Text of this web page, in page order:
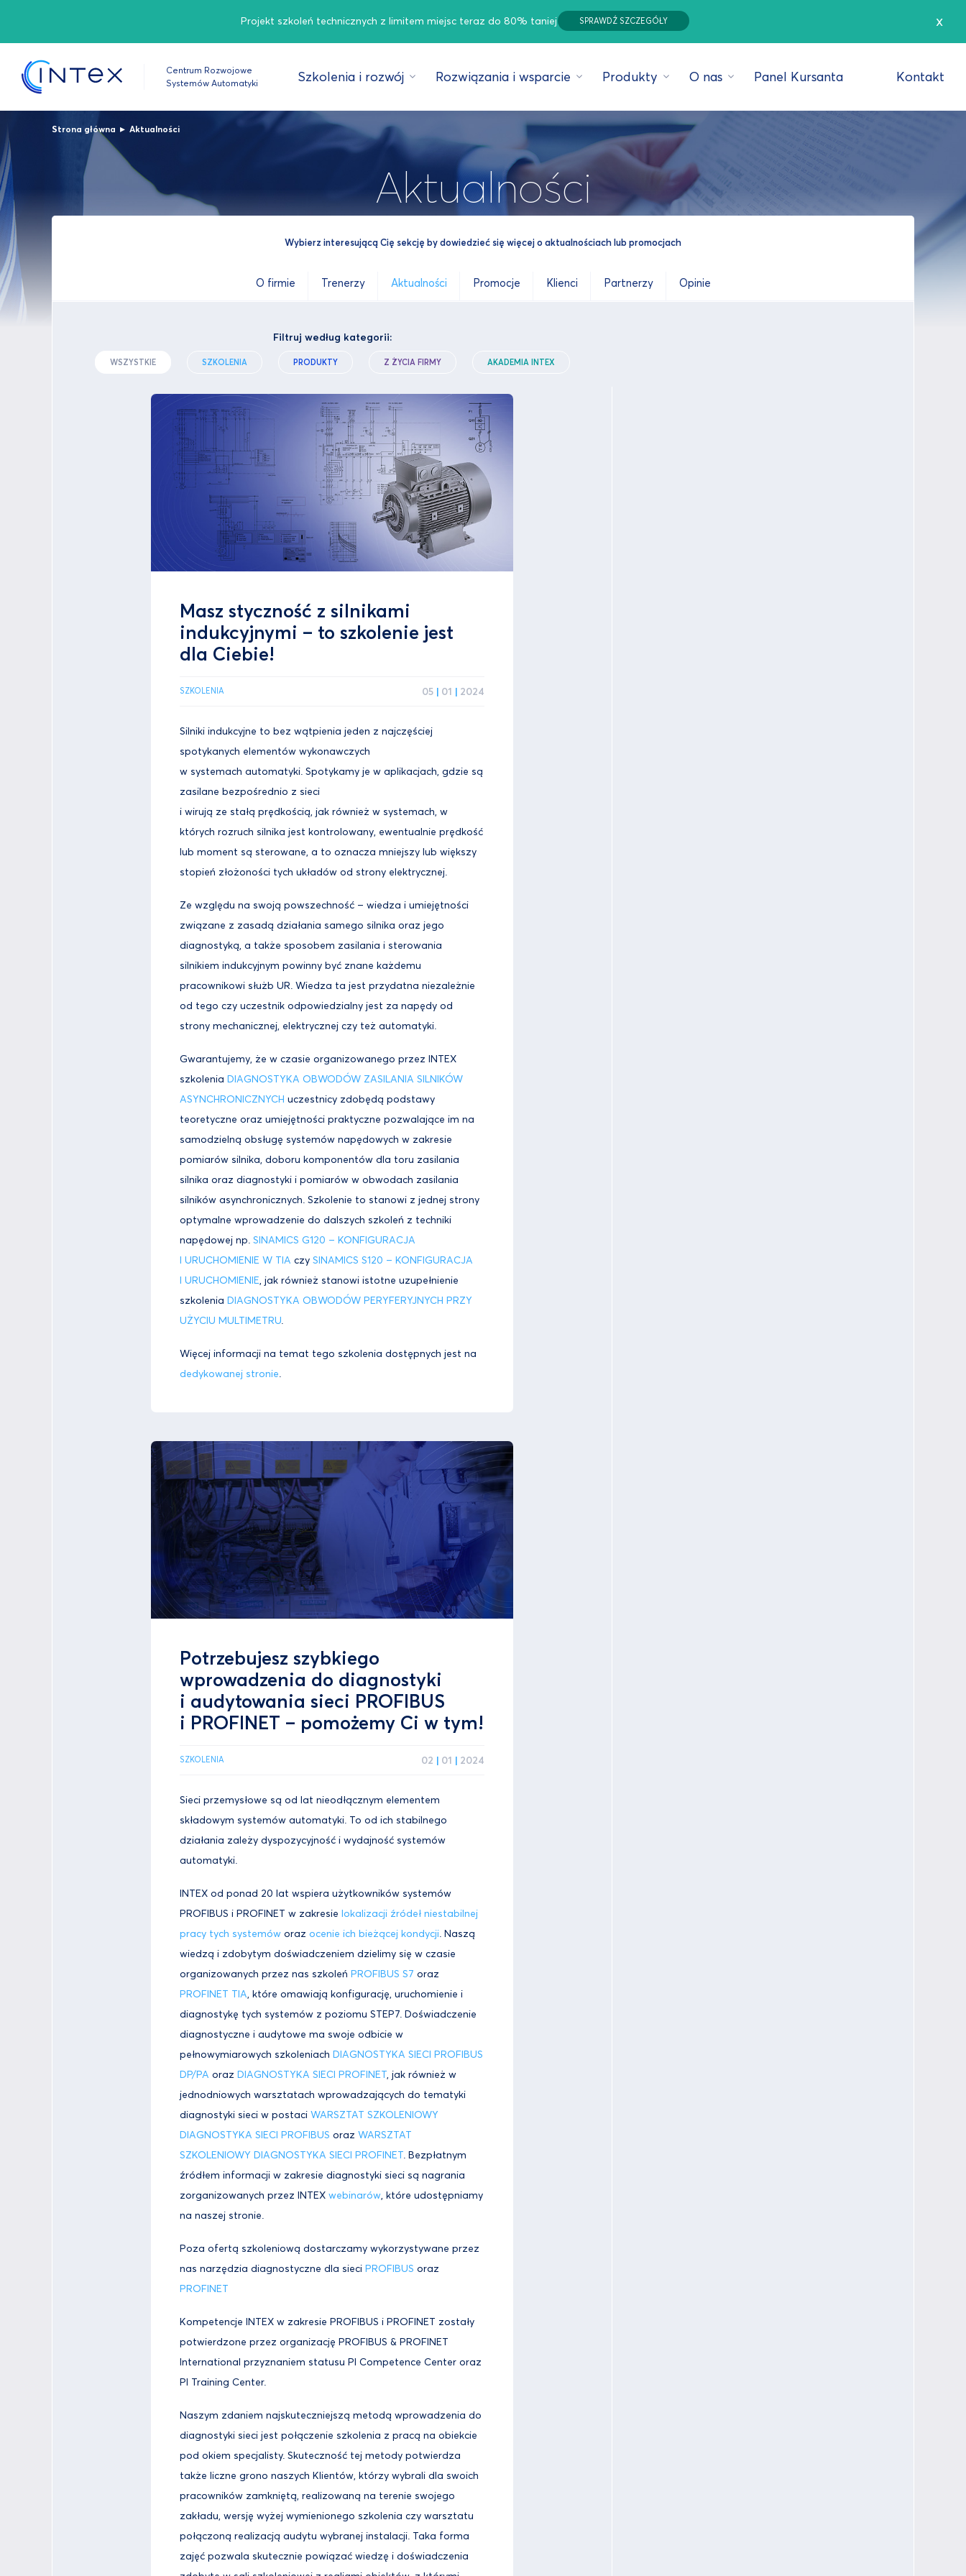
Projekt szkoleń technicznych z limitem miejsc teraz do 80% taniej SPRAWDŹ SZCZEGÓŁY x
Centrum Rozwojowe
Systemów Automatyki
Szkolenia i rozwój Rozwiązania i wsparcie Produkty O nas Panel Kursanta Kontakt
Strona główna ▸ Aktualności
Aktualności
Wybierz interesującą Cię sekcję by dowiedzieć się więcej o aktualnościach lub promocjach
O firmie Trenerzy Aktualności Promocje Klienci Partnerzy Opinie
Filtruj według kategorii:
WSZYSTKIE SZKOLENIA PRODUKTY Z ŻYCIA FIRMY AKADEMIA INTEX
Masz styczność z silnikami
indukcyjnymi – to szkolenie jest
dla Ciebie!
SZKOLENIA 05 | 01 | 2024
Silniki indukcyjne to bez wątpienia jeden z najczęściej
spotykanych elementów wykonawczych
w systemach automatyki. Spotykamy je w aplikacjach, gdzie są
zasilane bezpośrednio z sieci
i wirują ze stałą prędkością, jak również w systemach, w
których rozruch silnika jest kontrolowany, ewentualnie prędkość
lub moment są sterowane, a to oznacza mniejszy lub większy
stopień złożoności tych układów od strony elektrycznej.
Ze względu na swoją powszechność – wiedza i umiejętności
związane z zasadą działania samego silnika oraz jego
diagnostyką, a także sposobem zasilania i sterowania
silnikiem indukcyjnym powinny być znane każdemu
pracownikowi służb UR. Wiedza ta jest przydatna niezależnie
od tego czy uczestnik odpowiedzialny jest za napędy od
strony mechanicznej, elektrycznej czy też automatyki.
Gwarantujemy, że w czasie organizowanego przez INTEX
szkolenia DIAGNOSTYKA OBWODÓW ZASILANIA SILNIKÓW
ASYNCHRONICZNYCH uczestnicy zdobędą podstawy
teoretyczne oraz umiejętności praktyczne pozwalające im na
samodzielną obsługę systemów napędowych w zakresie
pomiarów silnika, doboru komponentów dla toru zasilania
silnika oraz diagnostyki i pomiarów w obwodach zasilania
silników asynchronicznych. Szkolenie to stanowi z jednej strony
optymalne wprowadzenie do dalszych szkoleń z techniki
napędowej np. SINAMICS G120 – KONFIGURACJA
I URUCHOMIENIE W TIA czy SINAMICS S120 – KONFIGURACJA
I URUCHOMIENIE, jak również stanowi istotne uzupełnienie
szkolenia DIAGNOSTYKA OBWODÓW PERYFERYJNYCH PRZY
UŻYCIU MULTIMETRU.
Więcej informacji na temat tego szkolenia dostępnych jest na
dedykowanej stronie.
Potrzebujesz szybkiego
wprowadzenia do diagnostyki
i audytowania sieci PROFIBUS
i PROFINET – pomożemy Ci w tym!
SZKOLENIA 02 | 01 | 2024
Sieci przemysłowe są od lat nieodłącznym elementem
składowym systemów automatyki. To od ich stabilnego
działania zależy dyspozycyjność i wydajność systemów
automatyki.
INTEX od ponad 20 lat wspiera użytkowników systemów
PROFIBUS i PROFINET w zakresie lokalizacji źródeł niestabilnej
pracy tych systemów oraz ocenie ich bieżącej kondycji. Naszą
wiedzą i zdobytym doświadczeniem dzielimy się w czasie
organizowanych przez nas szkoleń PROFIBUS S7 oraz
PROFINET TIA, które omawiają konfigurację, uruchomienie i
diagnostykę tych systemów z poziomu STEP7. Doświadczenie
diagnostyczne i audytowe ma swoje odbicie w
pełnowymiarowych szkoleniach DIAGNOSTYKA SIECI PROFIBUS
DP/PA oraz DIAGNOSTYKA SIECI PROFINET, jak również w
jednodniowych warsztatach wprowadzających do tematyki
diagnostyki sieci w postaci WARSZTAT SZKOLENIOWY
DIAGNOSTYKA SIECI PROFIBUS oraz WARSZTAT
SZKOLENIOWY DIAGNOSTYKA SIECI PROFINET. Bezpłatnym
źródłem informacji w zakresie diagnostyki sieci są nagrania
zorganizowanych przez INTEX webinarów, które udostępniamy
na naszej stronie.
Poza ofertą szkoleniową dostarczamy wykorzystywane przez
nas narzędzia diagnostyczne dla sieci PROFIBUS oraz
PROFINET
Kompetencje INTEX w zakresie PROFIBUS i PROFINET zostały
potwierdzone przez organizację PROFIBUS & PROFINET
International przyznaniem statusu PI Competence Center oraz
PI Training Center.
Naszym zdaniem najskuteczniejszą metodą wprowadzenia do
diagnostyki sieci jest połączenie szkolenia z pracą na obiekcie
pod okiem specjalisty. Skuteczność tej metody potwierdza
także liczne grono naszych Klientów, którzy wybrali dla swoich
pracowników zamkniętą, realizowaną na terenie swojego
zakładu, wersję wyżej wymienionego szkolenia czy warsztatu
połączoną realizacją audytu wybranej instalacji. Taka forma
zajęć pozwala skutecznie powiązać wiedzę i doświadczenia